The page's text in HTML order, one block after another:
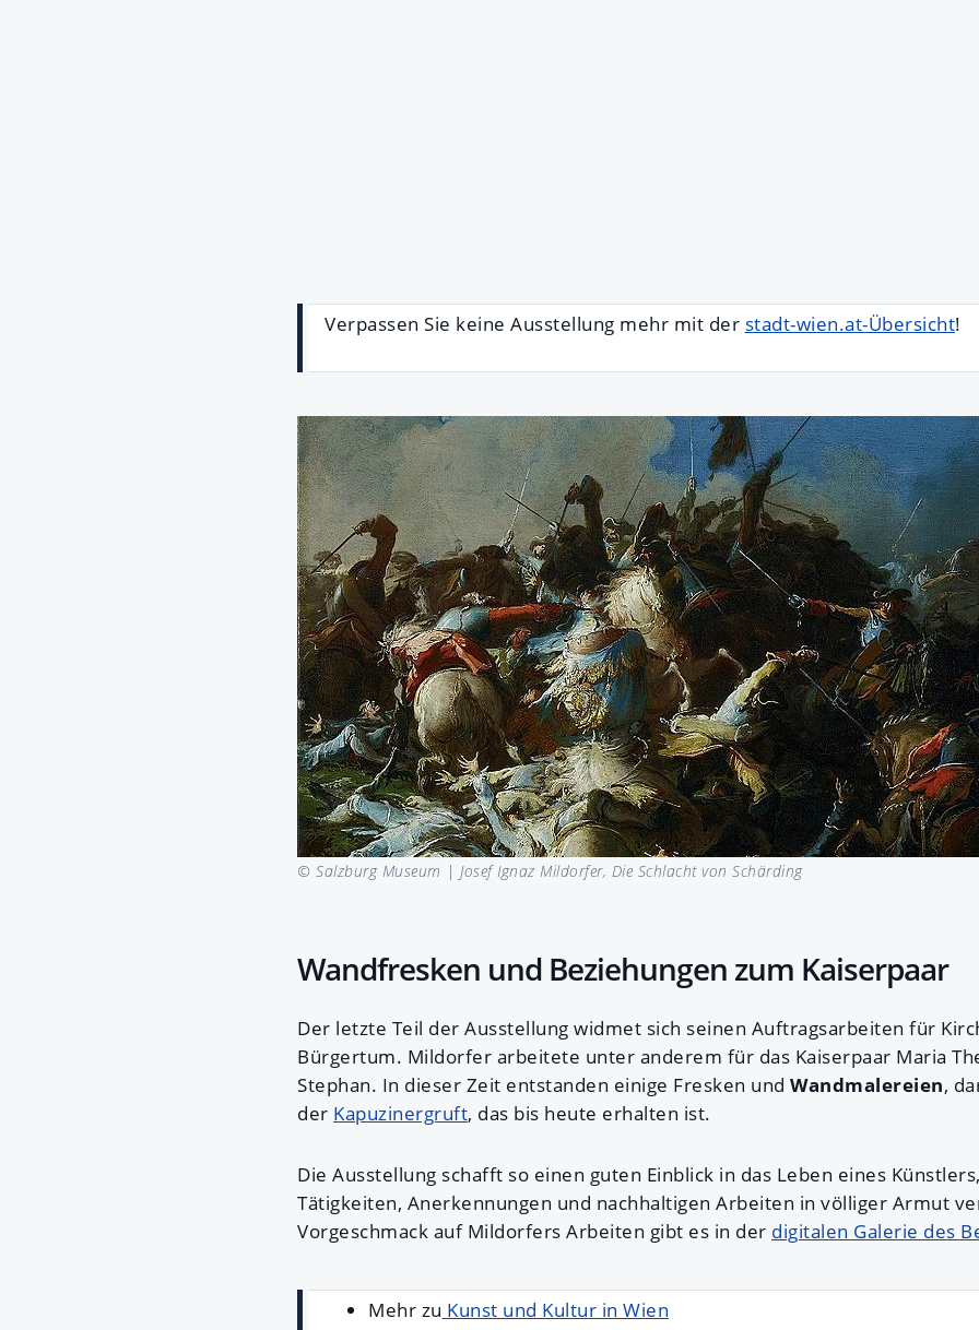
Verpassen Sie keine Ausstellung mehr mit der stadt-wien.at-Übersicht!
© Salzburg Museum | Josef Ignaz Mildorfer, Die Schlacht von Schärding
Wandfresken und Beziehungen zum Kaiserpaar
Der letzte Teil der Ausstellung widmet sich seinen Auftragsarbeiten für
Bürgertum. Mildorfer arbeitete unter anderem für das Kaiserpaar Maria
Stephan. In dieser Zeit entstanden einige Fresken und Wandmalereien,
der Kapuzinergruft, das bis heute erhalten ist.
Die Ausstellung schafft so einen guten Einblick in das Leben eines
Tätigkeiten, Anerkennungen und nachhaltigen Arbeiten in völliger Armut
Vorgeschmack auf Mildorfers Arbeiten gibt es in der digitalen Galerie des
Mehr zu Kunst und Kultur in Wien